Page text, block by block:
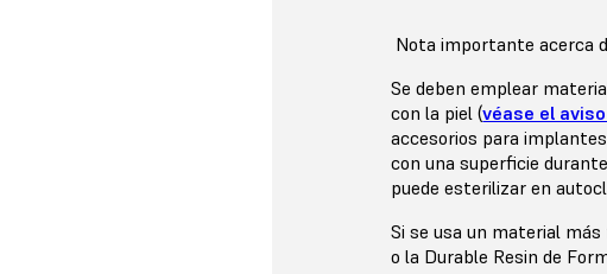
Nota importante acerca
Se deben emplear
con la piel (véase el
accesorios para
con una superficie
puede esterilizar en
Si se usa un material
o la Durable Resin de